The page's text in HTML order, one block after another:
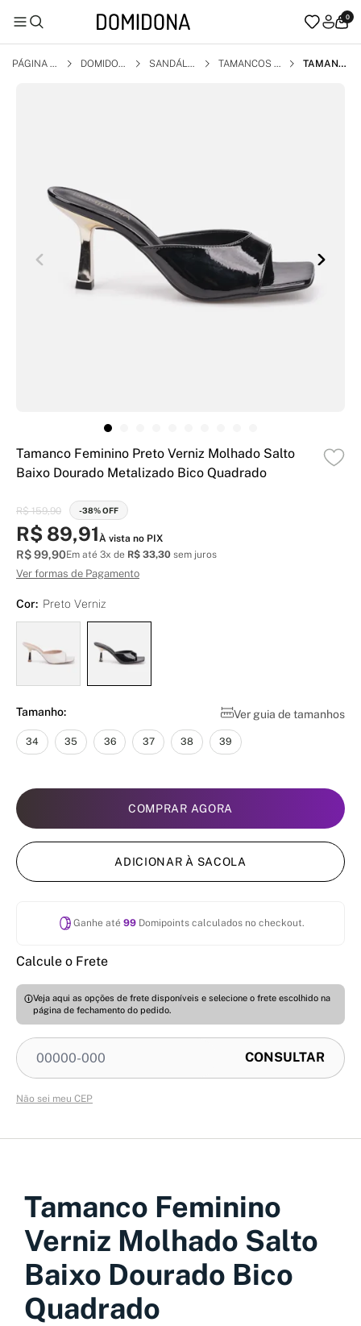
0
PÁGINA I
DOMIDON
SANDÁLI
TAMANCOS E
TAMANC
Tamanco Feminino Preto Verniz Molhado Salto
Baixo Dourado Metalizado Bico Quadrado
R$ 159,90 -38% OFF
R$ 89,91À vista no PIX
R$ 99,90Em até 3x de R$ 33,30 sem juros
Ver formas de Pagamento
Cor: Preto Verniz
Ver guia de tamanhos
Tamanho:
34 35 36 37 38 39
COMPRAR AGORA
ADICIONAR À SACOLA
Ganhe até 99Domipoints calculados no checkout.
Calcule o Frete
Veja aqui as opções de frete disponíveis e selecione o frete escolhido na
página de fechamento do pedido.
Não sei meu CEP
Tamanco Feminino
Verniz Molhado Salto
Baixo Dourado Bico
Quadrado